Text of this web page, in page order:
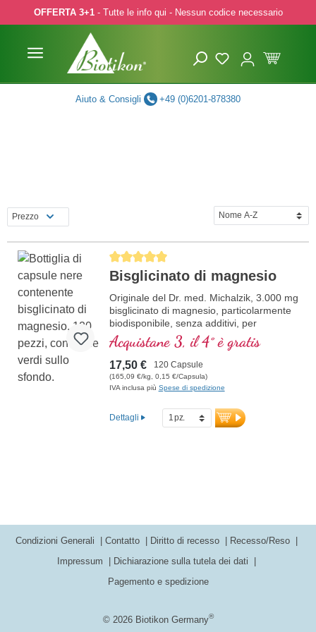
to main content
Skip to search
Skip to main navigation
OFFERTA 3+1- Tutte le info qui - Nessun codice necessario
Aiuto & Consigli +49 (0)6201-878380
Prezzo
Average rating of 5 out of 5 stars
Bisglicinato di magnesio
Originale del Dr. med. Michalzik, 3.000 mg
bisglicinato di magnesio, particolarmente
biodisponibile, senza additivi, per
metabolismo, muscoli, nervi e psiche.
Acquistane 3, il 4° è gratis
17,50 € 120 Capsule
(165,09 €/kg, 0,15 €/Capsula)
IVA inclusa più Spese di spedizione
Dettagli
© 2026 Biotikon Germany®
Condizioni Generali Contatto Diritto di recesso
Recesso/Reso
Impressum
Dichiarazione sulla tutela dei dati
Pagemento e spedizione